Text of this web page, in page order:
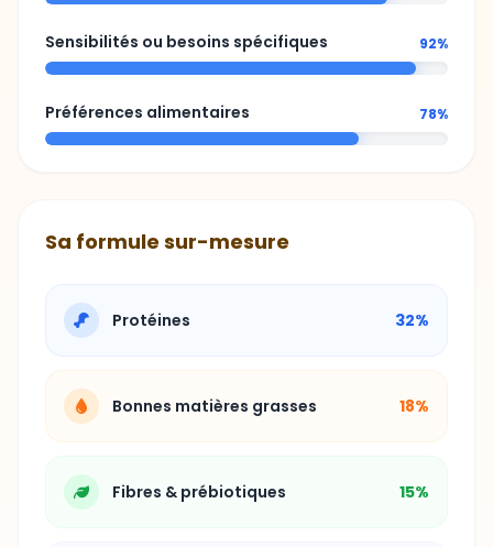
Sensibilités ou besoins spécifiques 92%
Préférences alimentaires 78%
Sa formule sur-mesure
Protéines 32%
Bonnes matières grasses 18%
Fibres & prébiotiques 15%